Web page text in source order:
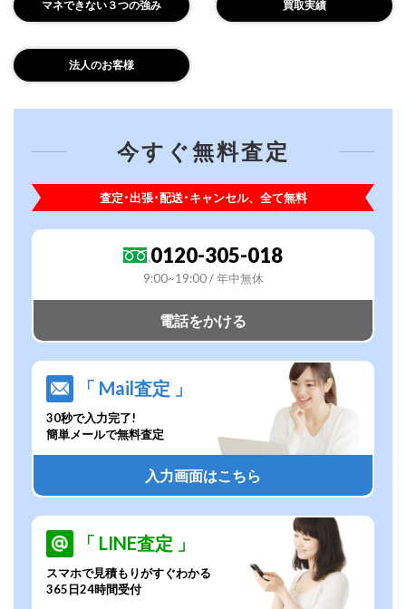
マネできない３つの強み 買取実績
法人のお客様
今すぐ無料査定
査定･出張･配送･キャンセル、全て無料
0120-305-018
9:00~19:00 / 年中無休
電話をかける
「 Mail査定 」
30秒で入力完了!
簡単メールで無料査定
入力画面はこちら
「 LINE査定 」
スマホで見積もりがすぐわかる
365日24時間受付